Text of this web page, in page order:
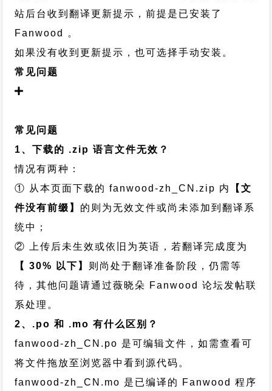
站后台收到翻译更新提示，前提是已安装了
Fanwood 。
如果没有收到更新提示，也可选择手动安装。
常见问题
常见问题
1、下载的 .zip 语言文件无效？
情况有两种：
① 从本页面下载的 fanwood-zh_CN.zip 内
【文
件没有前缀】 的则为无效文件或尚未添加到翻译系
统中；
② 上传后未生效或依旧为英语，若翻译完成度为
【 30% 以下】 则尚处于翻译准备阶段，仍需等
待，其他问题请通过薇晓朵 Fanwood 论坛发帖联
系处理。
2、.po 和 .mo 有什么区别？
fanwood-zh_CN.po 是可编辑文件，如需查看可
将文件拖放至浏览器中看到源代码。
fanwood-zh_CN.mo 是已编译的 Fanwood 程序